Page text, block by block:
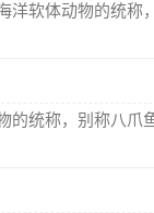
洋软体动物的统
的统称，别称八爪